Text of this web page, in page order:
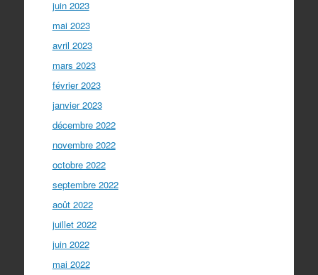
juin 2023
mai 2023
avril 2023
mars 2023
février 2023
janvier 2023
décembre 2022
novembre 2022
octobre 2022
septembre 2022
août 2022
juillet 2022
juin 2022
mai 2022